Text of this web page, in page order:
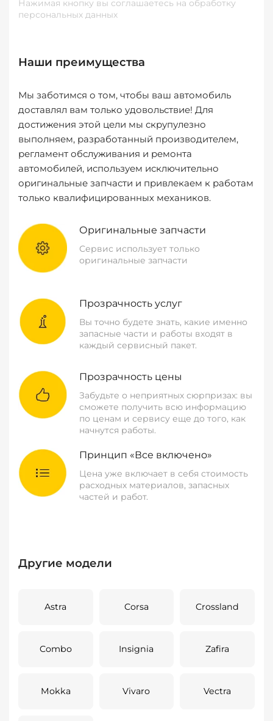
Нажимая кнопку вы соглашаетесь на обработку
персональных данных
Наши преимущества
Мы заботимся о том, чтобы ваш автомобиль
доставлял вам только удовольствие! Для
достижения этой цели мы скрупулезно
выполняем, разработанный производителем,
регламент обслуживания и ремонта
автомобилей, используем исключительно
оригинальные запчасти и привлекаем к работам
только квалифицированных механиков.
Оригинальные запчасти
Сервис использует только
оригинальные запчасти
Прозрачность услуг
Вы точно будете знать, какие именно
запасные части и работы входят в
каждый сервисный пакет.
Прозрачность цены
Забудьте о неприятных сюрпризах: вы
сможете получить всю информацию
по ценам и сервису еще до того, как
начнутся работы.
Принцип «Все включено»
Цена уже включает в себя стоимость
расходных материалов, запасных
частей и работ.
Другие модели
Astra Corsa Crossland
Combo Insignia Zafira
Mokka Vivaro Vectra